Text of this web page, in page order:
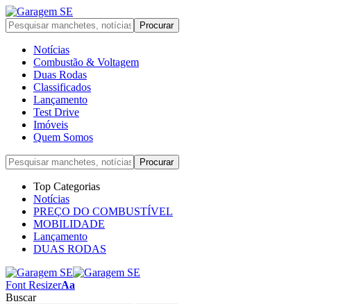
Notícias
Combustão & Voltagem
Duas Rodas
Classificados
Lançamento
Test Drive
Imóveis
Quem Somos
Top Categorias
Notícias
PREÇO DO COMBUSTÍVEL
MOBILIDADE
Lançamento
DUAS RODAS
Font ResizerAa
Buscar